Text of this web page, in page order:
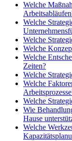
Welche
Welche
Welche
Welche
Welche
Zeiten?
Welche
Welche
Welche
Wie
Hause
Welche